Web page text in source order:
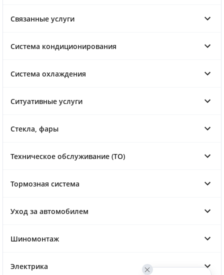
Связанные услуги
Система кондиционирования
Система охлаждения
Ситуативные услуги
Стекла, фары
Техническое обслуживание (ТО)
Тормозная система
Уход за автомобилем
Шиномонтаж
Электрика